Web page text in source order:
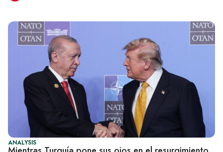
ANALYSIS